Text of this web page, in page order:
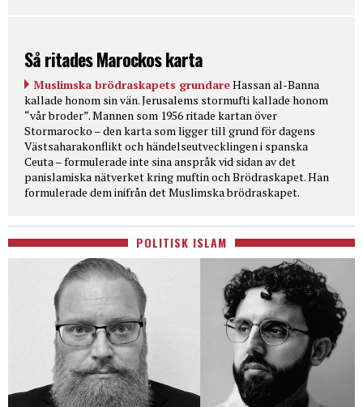
Så ritades Marockos karta
Muslimska brödraskapets grundareHassan al-Banna
kallade honom sin vän. Jerusalems stormufti kallade honom
“vår broder”. Mannen som 1956 ritade kartan över
Stormarocko – den karta som ligger till grund för dagens
Västsaharakonflikt och händelseutvecklingen i spanska
Ceuta – formulerade inte sina anspråk vid sidan av det
panislamiska nätverket kring muftin och Brödraskapet. Han
formulerade dem inifrån det Muslimska brödraskapet.
POLITISK ISLAM